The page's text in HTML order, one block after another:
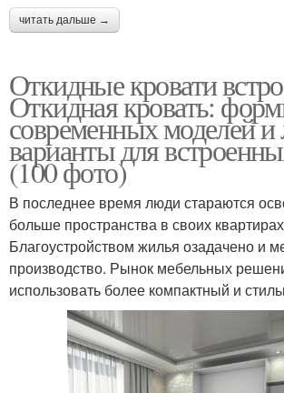
читать дальше →
Откидные кровати
Откидная кровать:
современных моделей
варианты для
(100 фото)
В последнее время люди стараются
больше пространства в своих
Благоустройством жилья озадачено и
производство. Рынок мебельных
использовать более компактный и